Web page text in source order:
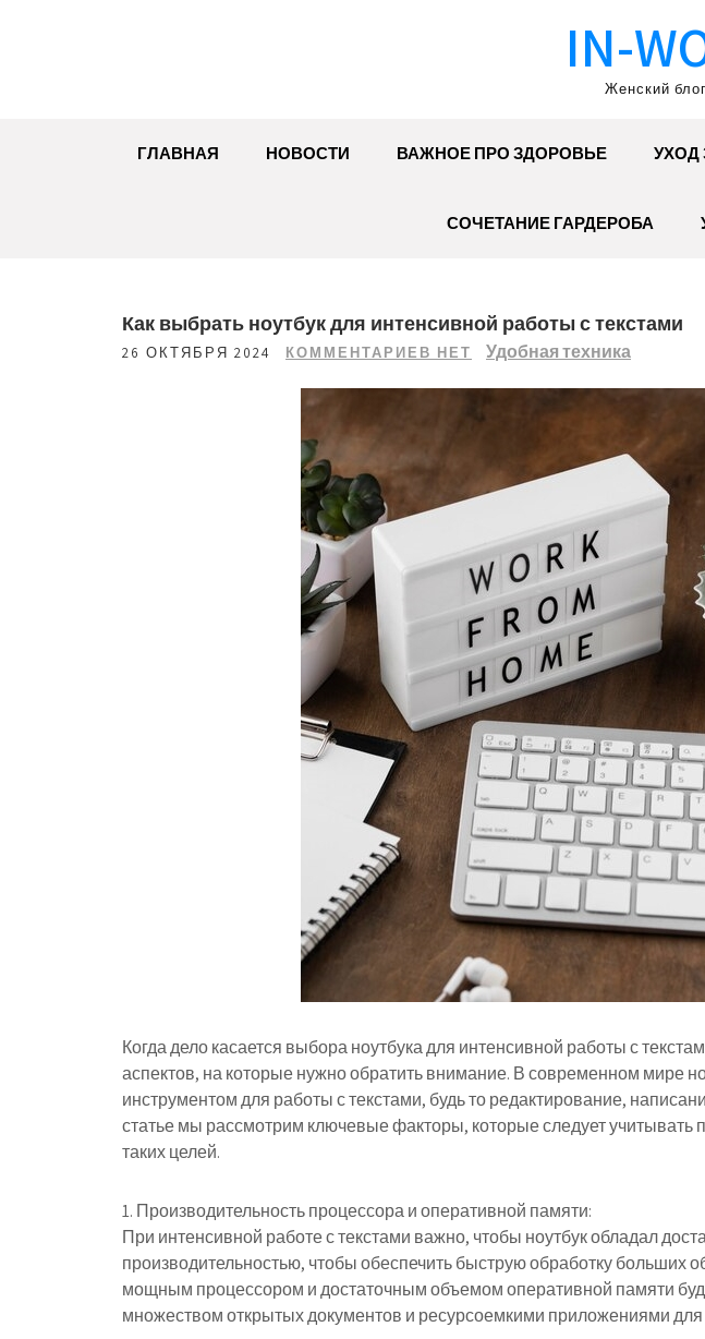
IN-
Женский
ГЛАВНАЯ НОВОСТИ ВАЖНОЕ ПРО ЗДОРОВЬЕ УХОД
СОЧЕТАНИЕ ГАРДЕРОБА
Как выбрать ноутбук для интенсивной работы с текстами
26 ОКТЯБРЯ 2024 КОММЕНТАРИЕВ НЕТ Удобная техника
Когда дело касается выбора ноутбука для интенсивной работы с
аспектов, на которые нужно обратить внимание. В современном мире
инструментом для работы с текстами, будь то редактирование,
статье мы рассмотрим ключевые факторы, которые следует учитывать
таких целей.
1. Производительность процессора и оперативной памяти:
При интенсивной работе с текстами важно, чтобы ноутбук обладал
производительностью, чтобы обеспечить быструю обработку больших
мощным процессором и достаточным объемом оперативной памяти
множеством открытых документов и ресурсоемкими приложениями для